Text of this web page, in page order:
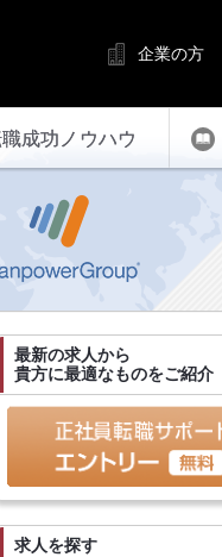
企業の方
成功ノウハウ
最新の求人から
貴方に最適なものをご紹介
求人を探す